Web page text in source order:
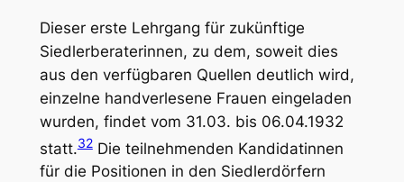
Dieser erste Lehrgang für zukünftige
Siedlerberaterinnen, zu dem, soweit dies
aus den verfügbaren Quellen deutlich wird,
einzelne handverlesene Frauen eingeladen
wurden, findet vom 31.03. bis 06.04.1932
statt.32Die teilnehmenden Kandidatinnen
für die Positionen in den Siedlerdörfern